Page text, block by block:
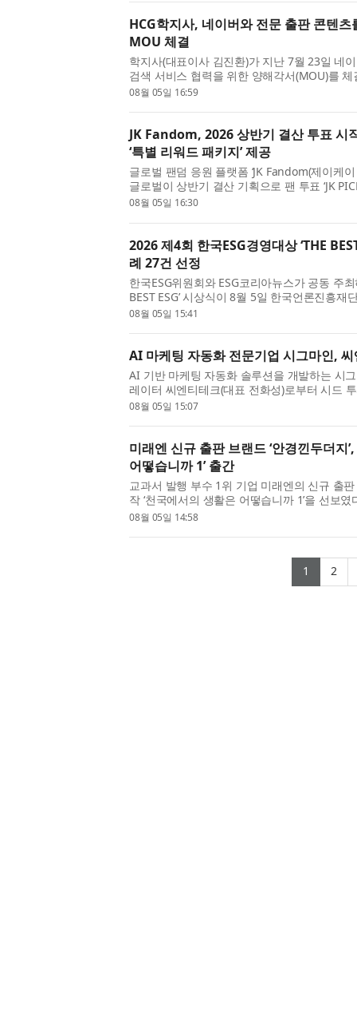
HCG학지사, 네이버와 전문 출판 콘텐
MOU 체결
학지사(대표이사 김진환)가 지난 7월 23일 네
검색 서비스 협력을 위한 양해각서(MOU)를
사업 경쟁력을 강화하는 한편 AI 시대에 학술·
08월 05일 16:59
JK Fandom, 2026 상반기 결산 투표 시
‘특별 리워드 패키지’ 제공
글로벌 팬덤 응원 플랫폼 ‘JK Fandom(제이케
글로벌이 상반기 결산 기획으로 팬 투표 ‘JK
타는?’을 진행한다고 5일 밝혔다. 투표는 지난
08월 05일 16:30
2026 제4회 한국ESG경영대상 ‘THE
례 27건 선정
한국ESG위원회와 ESG코리아뉴스가 공동 주
BEST ESG’ 시상식이 8월 5일 한국언론진흥재
ESG경영대상 THE BEST ESG’는 ESG(환경·
08월 05일 15:41
AI 마케팅 자동화 전문기업 시그마인,
AI 기반 마케팅 자동화 솔루션을 개발하는 시
레이터 씨엔티테크(대표 전화성)로부터 시드
액은 비공개다. 시그마인은 이번 투자금을 자
08월 05일 15:07
미래엔 신규 출판 브랜드 ‘안경낀두더지
어떻습니까 1’ 출간
교과서 발행 부수 1위 기업 미래엔의 신규 출판
작 ‘천국에서의 생활은 어떻습니까 1’을 선보
있을까?’, ‘그곳에서는 아프지 않고 잘 지낼까
08월 05일 14:58
1 2